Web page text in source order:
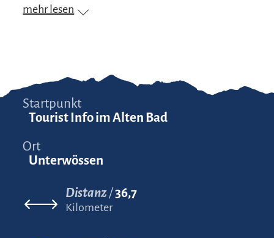
mehr lesen
Startpunkt
Tourist Info im Alten Bad
Ort
Unterwössen
Distanz 36,7
Kilometer